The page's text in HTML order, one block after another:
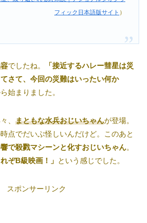
フィック日本語版サイト ）
でしたね。
「接近するハレー彗星は災
さて、今回の災難はいったい何か
始まりました。
、 まともな水兵おじいちゃんが登場。
点でだいぶ怪しいんだけど。このあと
で殺戮マシーンと化すおじいちゃん。
れぞB級映画！」 という感じでした。
スポンサーリンク